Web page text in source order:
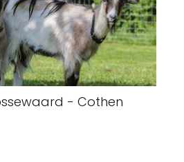
- Cothen